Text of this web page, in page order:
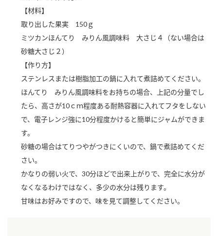
商品カテゴリ
酢 調味酢
お酢ドリンク
つゆ たれ
ふりかけ おすしの素
炊き込みご飯の素 納豆
新商品一覧
キャンペーン情報
ブランド・スペシャルサイト
ブランド・スペシャルサイト トップ
商品ブランドサイト
Fibee（ファイビー）
くらしプラ酢
カンタン酢
お酢ドリンク
味ぽん
国内事業概要
ミツカングループについて
企業理念
ミツカンを知る
【材料】
取り出した果実 150ｇ
ミツカンほんてり みりん風調味料 大さじ４（ない場合は
砂糖大さじ２）
【作り方】
ステンレスまたは樹脂加工の鍋に入れて煮詰めてください。
ほんてり みりん風調味料をお持ちの場合、上記の分量でし
たら、高さが10ｃｍ程度ある耐熱容器に入れてフタをしない
で、電子レンジ強に10分程度かけると簡単にジャムができま
す。
砂糖の場合はてりつやがつきにくいので、鍋で煮詰めてくだ
さい。
かなりの弱い火で、30分ほどで出来上がりで、完全に水分が
なくなるわけではなく、多少の水分は残ります。
甘味はお好みですので、味を見て調整してください。